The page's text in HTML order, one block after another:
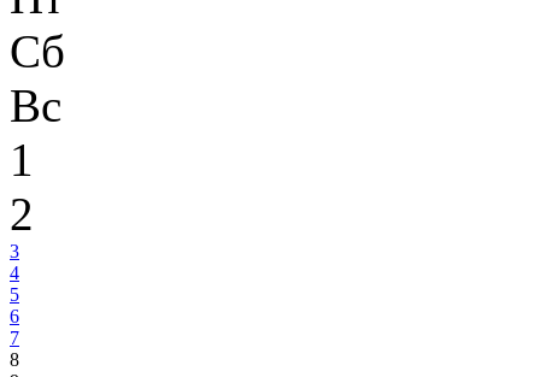
Сб
Вс
1
2
3
4
5
6
7
8